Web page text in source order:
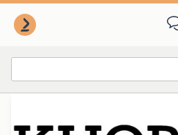
Alle afstanden…
Van deze adverteerder